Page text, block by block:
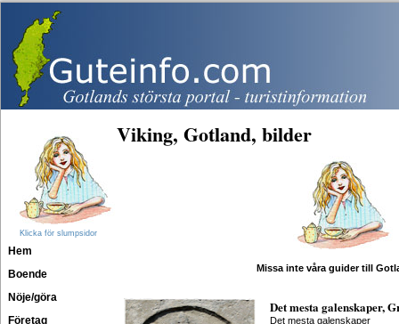
Klicka för slumpsidor
Hem
Boende
Nöje/göra
Företag
Viking, Gotland, bilder
Missa inte våra guider till
Det mesta galenskaper,
Det mesta galenskaper